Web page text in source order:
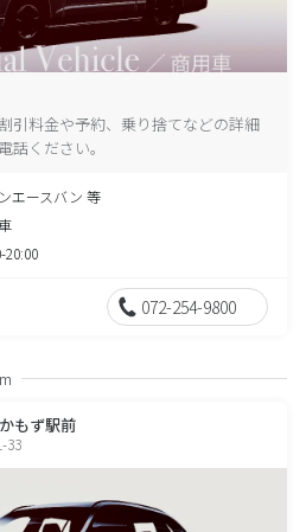
引料金や予約、乗り捨てなどの詳細
話ください。
エースバン 等
20:00
072-254-9800
もず駅前
33